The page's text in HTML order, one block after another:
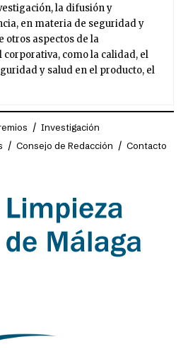
la difusión y
en materia de seguridad y
otros aspectos de la
como la calidad, el
y salud en el producto, el
Investigación
Consejo de Redacción Contacto